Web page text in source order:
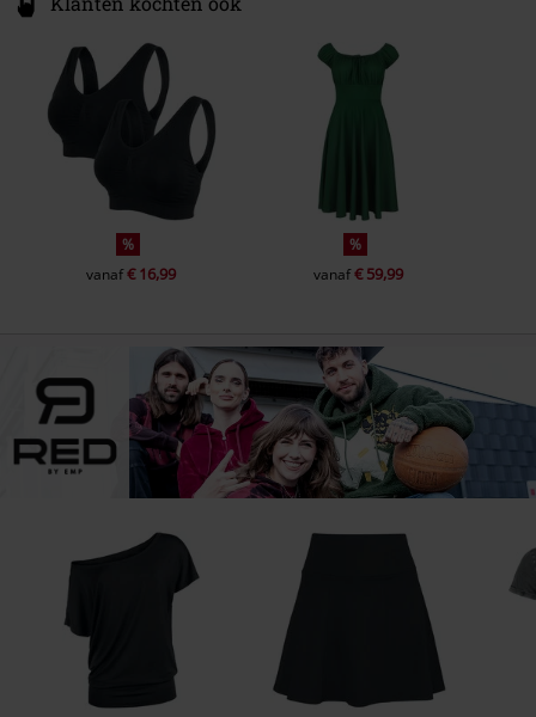
%
vanaf€ 16,99
%
vanaf€ 59,99